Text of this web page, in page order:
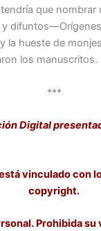
que nombrar
la hueste de
los manuscritos.
***
Digital
vinculado con
copyright.
Prohibida